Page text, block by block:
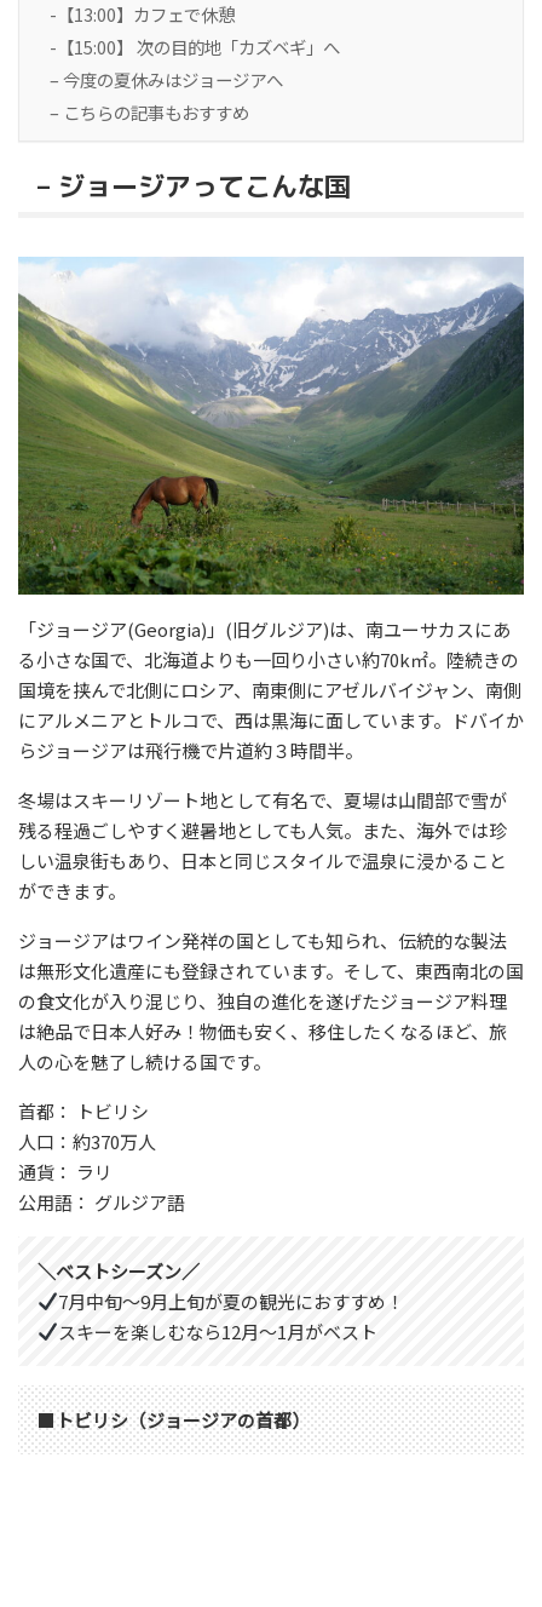
-【13:00】カフェで休憩
-【15:00】 次の目的地「カズベギ」へ
– 今度の夏休みはジョージアへ
– こちらの記事もおすすめ
– ジョージアってこんな国
「ジョージア(Georgia)」(旧グルジア)は、南ユーサカスにあ
る小さな国で、北海道よりも一回り小さい約70k㎡。陸続きの
国境を挟んで北側にロシア、南東側にアゼルバイジャン、南側
にアルメニアとトルコで、西は黒海に面しています。ドバイか
らジョージアは飛行機で片道約３時間半。
冬場はスキーリゾート地として有名で、夏場は山間部で雪が
残る程過ごしやすく避暑地としても人気。また、海外では珍
しい温泉街もあり、日本と同じスタイルで温泉に浸かること
ができます。
ジョージアはワイン発祥の国としても知られ、伝統的な製法
は無形文化遺産にも登録されています。そして、東西南北の国
の食文化が入り混じり、独自の進化を遂げたジョージア料理
は絶品で日本人好み！物価も安く、移住したくなるほど、旅
人の心を魅了し続ける国です。
首都： トビリシ
人口：約370万人
通貨： ラリ
公用語： グルジア語
＼ベストシーズン／
7月中旬～9月上旬が夏の観光におすすめ！
スキーを楽しむなら12月～1月がベスト
■トビリシ（ジョージアの首都）